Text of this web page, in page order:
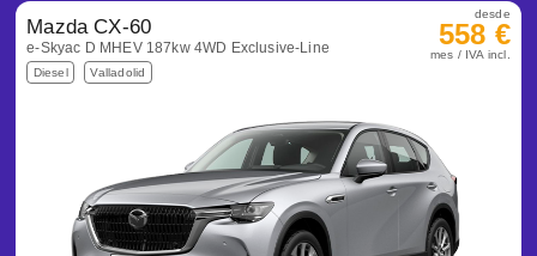
Mazda CX-60
e-Skyac D MHEV 187kw 4WD Exclusive-Line
Diesel Valladolid
desde
558 €
mes / IVA incl.